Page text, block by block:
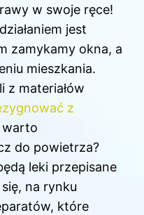
w swoje ręce!
jest
zamykamy okna, a
mieszkania.
z materiałów
z
warto
do powietrza?
leki przepisane
na rynku
które